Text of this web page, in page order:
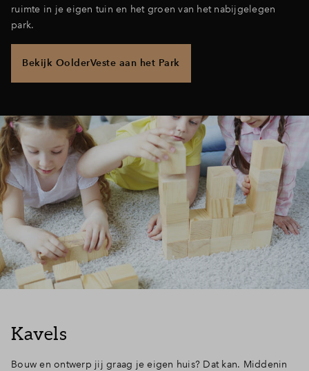
ruimte in je eigen tuin en het groen van het nabijgelegen
park.
Bekijk OolderVeste aan het Park
Kavels
Bouw en ontwerp jij graag je eigen huis? Dat kan. Middenin